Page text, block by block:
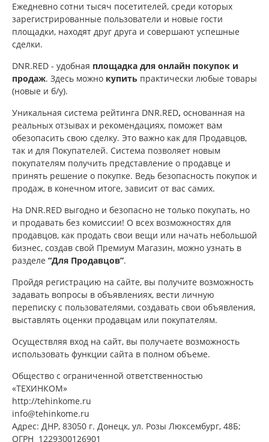
Ежедневно сотни тысяч посетителей, среди которых
зарегистрированные пользователи и новые гости
площадки, находят друг друга и совершают успешные
сделки.
DNR.RED - удобная площадка для онлайн покупок и
продаж. Здесь можно купить практически любые товары
(новые и б/у).
Уникальная система рейтинга DNR.RED, основанная на
реальных отзывах и рекомендациях, поможет вам
обезопасить свою сделку. Это важно как для Продавцов,
так и для Покупателей. Система позволяет новым
покупателям получить представление о продавце и
принять решение о покупке. Ведь безопасность покупок и
продаж, в конечном итоге, зависит от вас самих.
На DNR.RED выгодно и безопасно не только покупать, но
и продавать без комиссии! О всех возможностях для
продавцов, как продать свои вещи или начать небольшой
бизнес, создав свой Премиум Магазин, можно узнать в
разделе “Для Продавцов”.
Пройдя регистрацию на сайте, вы получите возможность
задавать вопросы в объявлениях, вести личную
переписку с пользователями, создавать свои объявления,
выставлять оценки продавцам или покупателям.
Осуществляя вход на сайт, вы получаете возможность
использовать функции сайта в полном объеме.
Общество с ограниченной ответственностью
«ТЕХИНКОМ»
http://tehinkome.ru
info@tehinkome.ru
Адрес: ДНР, 83050 г. Донецк, ул. Розы Люксембург, 48Б;
ОГРН 1229300126901